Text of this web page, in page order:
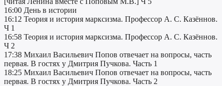
16:00 День в истории
16:12 Теория и история марксизма. Профессор А. С. Казённов.
Ч 1
16:58 Теория и история марксизма. Профессор А. С. Казённов.
Ч 2
17:38 Михаил Васильевич Попов отвечает на вопросы, часть
первая. В гостях у Дмитрия Пучкова. Часть 1
18:25 Михаил Васильевич Попов отвечает на вопросы, часть
первая. В гостях у Дмитрия Пучкова. Часть 2